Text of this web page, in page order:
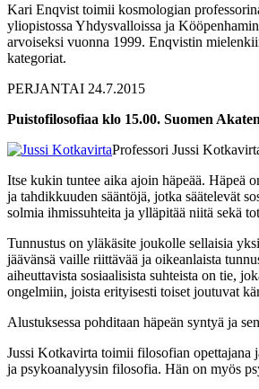
Kari Enqvist toimii kosmologian
yliopistossa Yhdysvalloissa ja
arvoiseksi vuonna 1999. Enqvistin
kategoriat.
PERJANTAI 24.7.2015
Puistofilosofiaa klo 15.00. Suomen
Professori Jussi
Itse kukin tuntee aika ajoin häpeää. Häpeä
ja tahdikkuuden sääntöjä, jotka säätelevät
solmia ihmissuhteita ja ylläpitää niitä sekä
Tunnustus on yläkäsite joukolle sellaisia
jäävänsä vaille riittävää ja oikeanlaista
aiheuttavista sosiaalisista suhteista on tie,
ongelmiin, joista erityisesti toiset joutuvat
Alustuksessa pohditaan häpeän syntyä ja
Jussi Kotkavirta toimii filosofian opettajana
ja psykoanalyysin filosofia. Hän on myös